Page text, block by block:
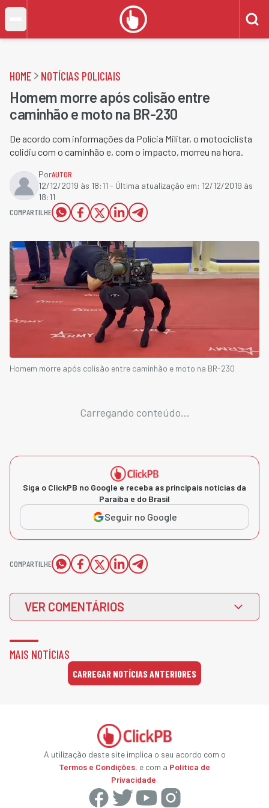
HOME NOTÍCIAS POLICIAIS
Homem morre após colisão entre
caminhão e moto na BR-230
De acordo com informações da Polícia Militar, o motociclista
colidiu com o caminhão e, com o impacto, morreu na hora.
PorAUTOR
12/12/2019 às 18:11 - Última atualização em: 12/12/2019 às
18:11
COMPARTILHE
Homem morre após colisão entre caminhão e moto na BR-230
Carregando conteúdo...
Siga o ClickPB no Google e receba as principais notícias da
Paraíba e do Brasil
Seguir no Google
COMPARTILHE
VER COMENTÁRIOS
MAIS NOTÍCIAS
CARREGAR NOTÍCIAS ANTERIORES
A utilização deste site implica o seu acordo com o
Termos e Condições, e com a Política de
Privacidade.